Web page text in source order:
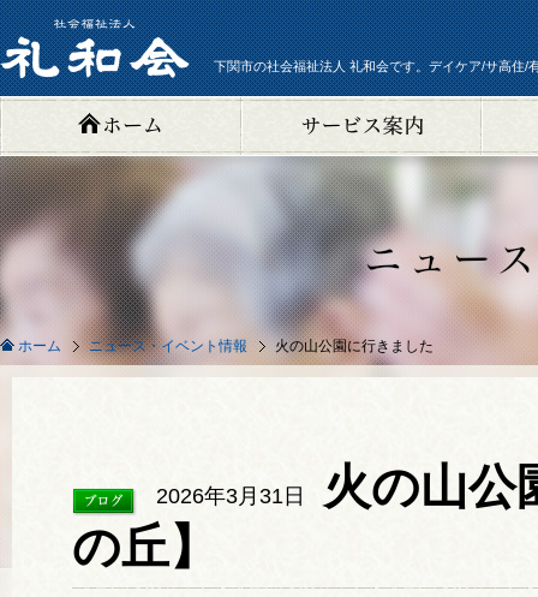
下関市の社会福祉法人 礼和会です。デイケア/サ高住/
ホーム ニュース・イベント情報 火の山公園に行きました
2026年3月31日
火の山公
の丘】